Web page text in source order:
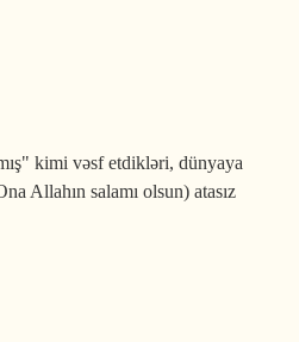
kimi vəsf etdikləri, dünyaya
Allahın salamı olsun) atasız